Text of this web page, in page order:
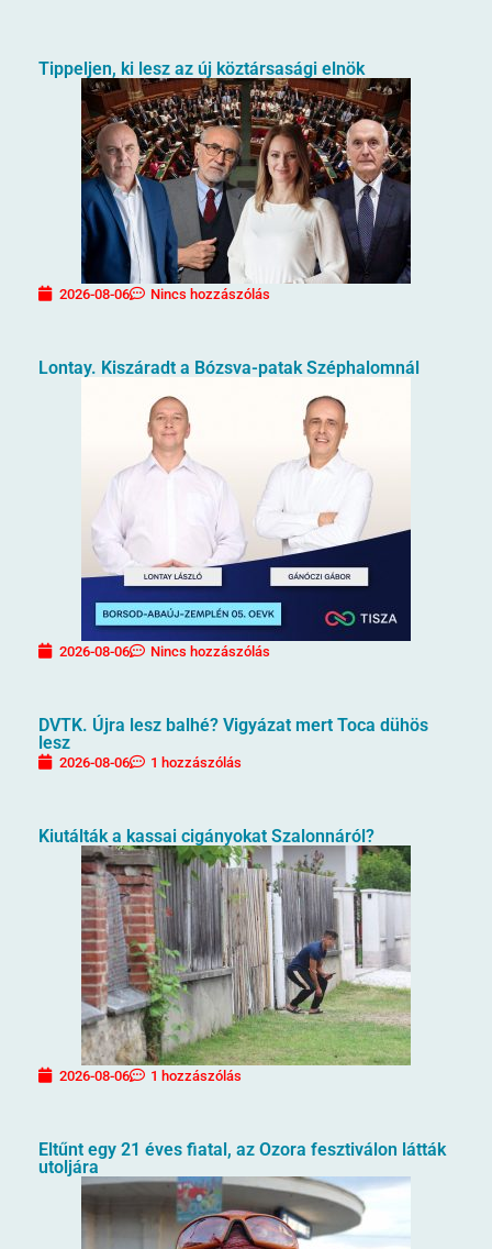
Tippeljen, ki lesz az új köztársasági elnök
2026-08-06 Nincs hozzászólás
Lontay. Kiszáradt a Bózsva-patak Széphalomnál
2026-08-06 Nincs hozzászólás
DVTK. Újra lesz balhé? Vigyázat mert Toca dühös
lesz
2026-08-06 1 hozzászólás
Kiutálták a kassai cigányokat Szalonnáról?
2026-08-06 1 hozzászólás
Eltűnt egy 21 éves fiatal, az Ozora fesztiválon látták
utoljára